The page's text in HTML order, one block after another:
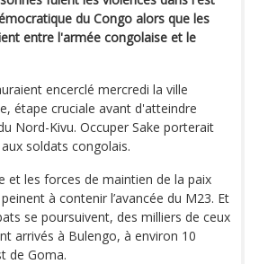
du Congo alors que les
entre l'armée congolaise et le
encerclé mercredi la ville
étape cruciale avant d'atteindre
Nord-Kivu. Occuper Sake porterait
soldats congolais.
et les forces de maintien de la paix
à contenir l’avancée du M23. Et
se poursuivent, des milliers de ceux
arrivés à Bulengo, à environ 10
de Goma.